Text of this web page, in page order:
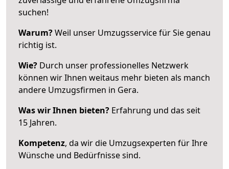
suchen!
Warum?Weil unser Umzugsservice für Sie genau
richtig ist.
Wie? Durch unser professionelles Netzwerk
können wir Ihnen weitaus mehr bieten als manch
andere Umzugsfirmen in Gera.
Was wir Ihnen bieten? Erfahrung und das seit
15 Jahren.
Kompetenz, da wir die Umzugsexperten für Ihre
Wünsche und Bedürfnisse sind.